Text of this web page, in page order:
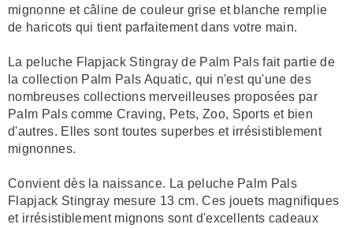
mignonne et câline de couleur grise et blanche remplie
de haricots qui tient parfaitement dans votre main.
La peluche Flapjack Stingray de Palm Pals fait partie de
la collection Palm Pals Aquatic, qui n'est qu'une des
nombreuses collections merveilleuses proposées par
Palm Pals comme Craving, Pets, Zoo, Sports et bien
d'autres. Elles sont toutes superbes et irrésistiblement
mignonnes.
Convient dès la naissance. La peluche Palm Pals
Flapjack Stingray mesure 13 cm. Ces jouets magnifiques
et irrésistiblement mignons sont d'excellents cadeaux